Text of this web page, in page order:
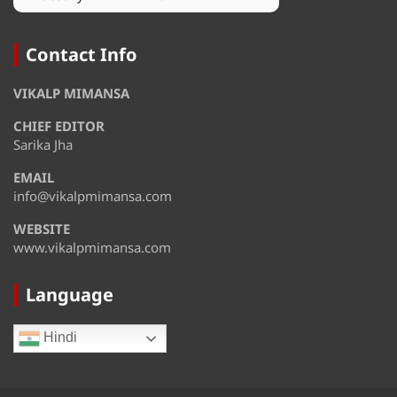
Wednesday
Thursday
August 14
Friday
August 15
Saturday
Contact Info
VIKALP MIMANSA
CHIEF EDITOR
Sarika Jha
EMAIL
info@vikalpmimansa.com
WEBSITE
www.vikalpmimansa.com
Language
Hindi